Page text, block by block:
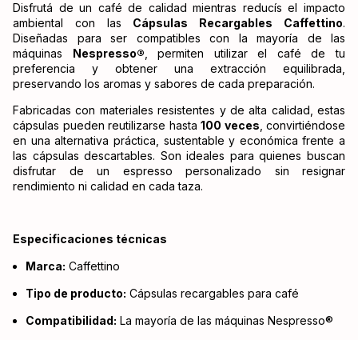
Disfrutá de un café de calidad mientras reducís el impacto
ambiental con las Cápsulas Recargables Caffettino.
Diseñadas para ser compatibles con la mayoría de las
máquinas Nespresso® , permiten utilizar el café de tu
preferencia y obtener una extracción equilibrada,
preservando los aromas y sabores de cada preparación.
Fabricadas con materiales resistentes y de alta calidad, estas
cápsulas pueden reutilizarse hasta 100 veces , convirtiéndose
en una alternativa práctica, sustentable y económica frente a
las cápsulas descartables. Son ideales para quienes buscan
disfrutar de un espresso personalizado sin resignar
rendimiento ni calidad en cada taza.
Especificaciones técnicas
Marca: Caffettino
Tipo de producto: Cápsulas recargables para café
Compatibilidad: La mayoría de las máquinas Nespresso®